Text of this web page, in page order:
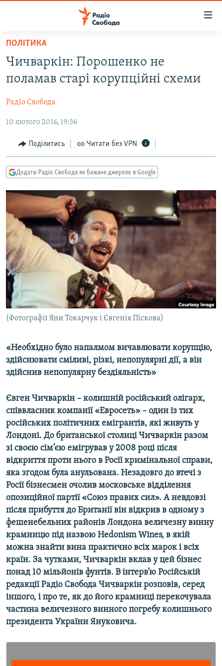
Перейти
основного
матеріалу
до
навігації
Перейти
пошуку
ВСЕ ЗА ДОБУ
ПОЛІТИКА
ЕКОНОМІКА
СУСПІЛЬСТВО
СПОРТ
УКРАЇНА
СВІТ
ВІЙНА
РОСІЙСЬКА «ФІЛЬТРАЦІЯ»
ДОНБАС.РЕАЛІЇ
КРИМ.РЕАЛІЇ
ТИ ЯК?
СХЕМИ
КИТАЙ.ВИКЛИКИ
МУЛЬТИМЕДІА
ФОТО
СПЕЦПРОЄКТИ
ПОДКАСТИ
УКР
КТАТ
ПОЛІТИКА
Чичваркін: Порошенко не
поламав старі корупційні схеми
Радіо Свобода
10 лютого 2016, 19:36
Поділитись Читати без VPN
Додати Радіо Свобода як бажане джерело в Google
(Фотографії Яни Токарчук і Євгенія Піскова)
«Необхідно було напалмом вичавлювати корупцію,
здійснювати сміливі, різкі, непопулярні дії, а він
здійснив непопулярну бездіяльність»
Євген Чичваркін – колишній російський олігарх,
співвласник компанії «Евросеть» – один із тих
російських політичних емігрантів, які живуть у
Лондоні. До британської столиці Чичваркін разом
зі своєю сім’єю емігрував у 2008 році після
відкриття проти нього в Росії кримінальної справи,
яка згодом була анульована. Незадовго до втечі з
Росії бізнесмен очолив московське відділення
опозиційної партії «Союз правих сил». А невдовзі
після прибуття до Британії він відкрив в одному з
фешенебельних районів Лондона величезну винну
крамницю під назвою Hedonism Wines, в якій
можна знайти вина практично всіх марок і всіх
країн. За чутками, Чичваркін вклав у цей бізнес
понад 10 мільйонів фунтів. В інтерв’ю Російській
редакції Радіо Свобода Чичваркін розповів, серед
іншого, і про те, як до його крамниці перекочувала
частина величезного винного погребу колишнього
президента України Януковича.